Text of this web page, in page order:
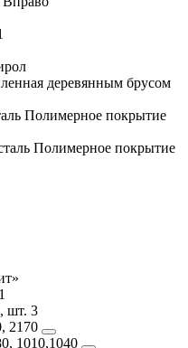
деревянным брусом
Полимерное покрытие
Полимерное покрытие
1
шт. 3
2170
1010,1040